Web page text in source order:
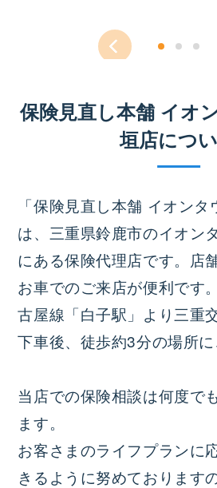
保険見直し本舗 イオ
垣店につ
「保険見直し本舗 イオンタ
は、三重県鈴鹿市のイオン
にある保険代理店です。店
お車でのご来店が便利です
古屋線「白子駅」より三重
下車後、徒歩約3分の場所に
当店での保険相談は何度で
ます。
お客さまのライフプランに
きるように努めております